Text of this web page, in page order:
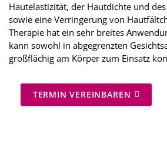
Hautelastizität, der Hautdichte und
sowie eine Verringerung von
Therapie hat ein sehr breites
kann sowohl in abgegrenzten
großflächig am Körper zum Einsatz
TERMIN VEREINBAREN